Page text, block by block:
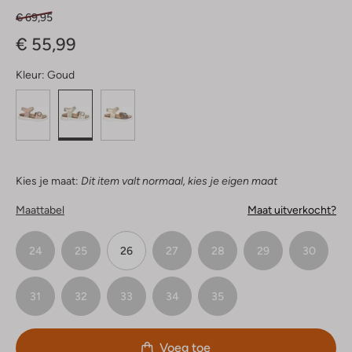
€ 69,95
€ 55,99
Kleur: Goud
Kies je maat: Dit item valt normaal, kies je eigen maat
Maattabel Maat uitverkocht?
24 25 26 27 28 29 30
31 32 33 34 35
Voeg toe